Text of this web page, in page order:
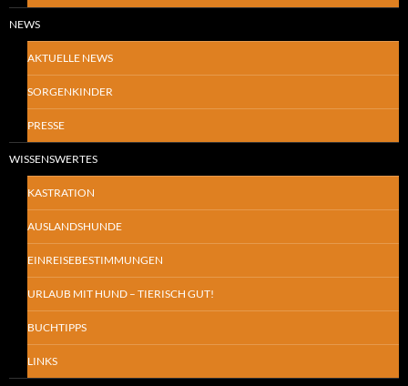
NEWS
AKTUELLE NEWS
SORGENKINDER
PRESSE
WISSENSWERTES
KASTRATION
AUSLANDSHUNDE
EINREISEBESTIMMUNGEN
URLAUB MIT HUND – TIERISCH GUT!
BUCHTIPPS
LINKS